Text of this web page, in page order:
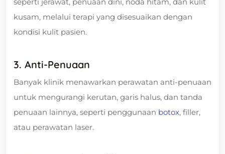
kusam, melalui terapi yang disesuaikan dengan
kondisi kulit pasien.
3. Anti-Penuaan
Banyak klinik menawarkan perawatan anti-penuaan
untuk mengurangi kerutan, garis halus, dan tanda
penuaan lainnya, seperti penggunaan botox, filler,
atau perawatan laser.